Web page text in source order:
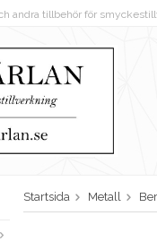
andra tillbehör för
Startsida Metall